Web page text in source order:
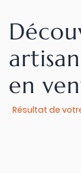
en
Résultat de